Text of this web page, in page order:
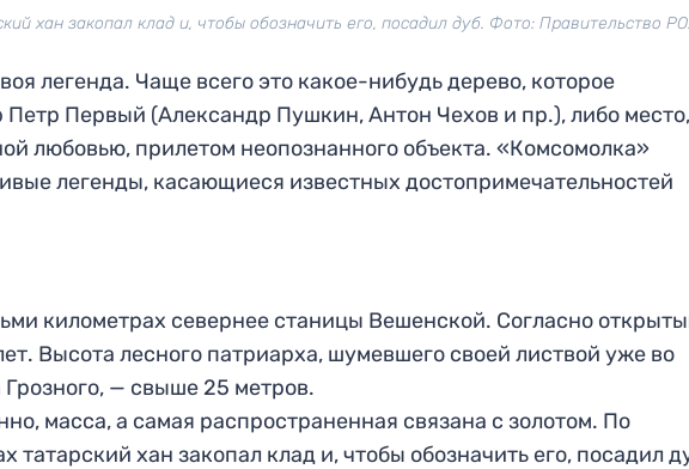
хан закопал клад и, чтобы обозначить его, посадил дуб. Фото: Правительство РО.
легенда. Чаще всего это какое-нибудь дерево, которое
Первый (Александр Пушкин, Антон Чехов и пр.), либо место,
любовью, прилетом неопознанного объекта. «Комсомолка»
легенды, касающиеся известных достопримечательностей
километрах севернее станицы Вешенской. Согласно
Высота лесного патриарха, шумевшего своей листвой уже во
— свыше 25 метров.
масса, а самая распространенная связана с золотом. По
татарский хан закопал клад и, чтобы обозначить его, посадил